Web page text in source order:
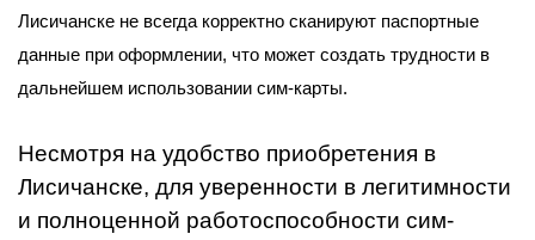
Лисичанске не всегда корректно сканируют паспортные
данные при оформлении, что может создать трудности в
дальнейшем использовании сим-карты.
Несмотря на удобство приобретения в
Лисичанске, для уверенности в легитимности
и полноценной работоспособности сим-